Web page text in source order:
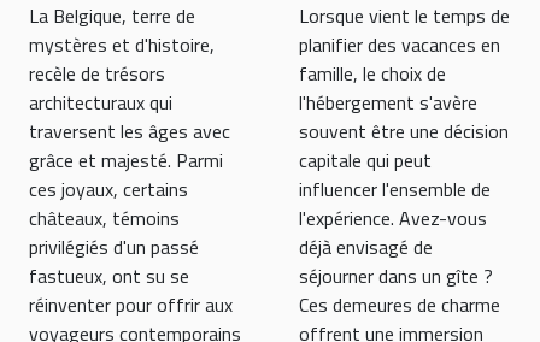
La Belgique, terre de
mystères et d'histoire,
recèle de trésors
architecturaux qui
traversent les âges avec
grâce et majesté. Parmi
ces joyaux, certains
châteaux, témoins
privilégiés d'un passé
fastueux, ont su se
réinventer pour offrir aux
voyageurs contemporains
Lorsque vient le temps de
planifier des vacances en
famille, le choix de
l'hébergement s'avère
souvent être une décision
capitale qui peut
influencer l'ensemble de
l'expérience. Avez-vous
déjà envisagé de
séjourner dans un gîte ?
Ces demeures de charme
offrent une immersion